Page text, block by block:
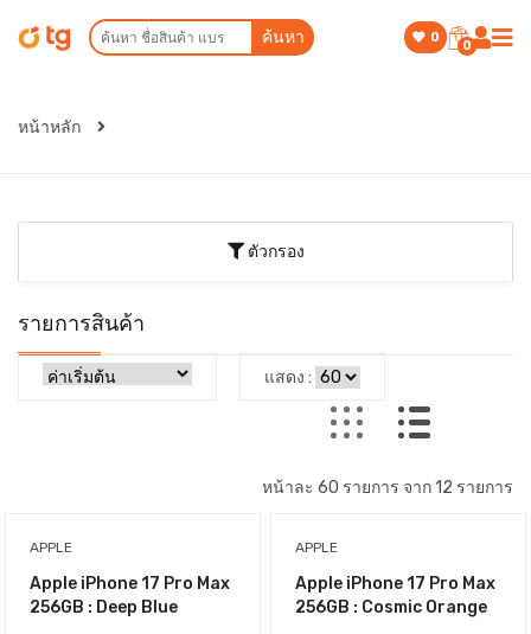
ค้นหา 0
0
หน้าหลัก
ตัวกรอง
รายการสินค้า
แสดง :
หน้าละ 60 รายการ จาก 12 รายการ
APPLE
Apple iPhone 17 Pro Max
256GB : Deep Blue
APPLE
Apple iPhone 17 Pro Max
256GB : Cosmic Orange